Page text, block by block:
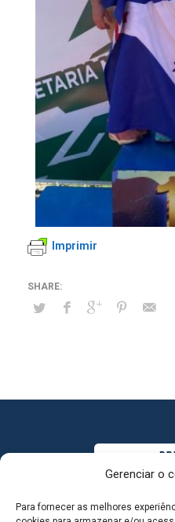
Gerenciar o
Para fornecer as melhores
Imprimir